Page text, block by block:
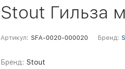
Stout Гильза
Артикул: SFA-0020-000020 Бренд:
Бренд: Stout